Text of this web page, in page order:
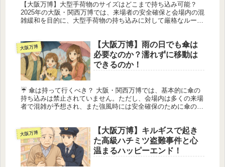
【大阪万博】大型手荷物のサイズはどこまで持ち込み可能？
2025年の大阪・関西万博では、来場者の安全確保と会場内の混
雑緩和を目的に、大型手荷物の持ち込みに対して厳格なルール
大阪万博
【大阪万博】雨の日でも傘は
必要なのか？濡れずに移動は
できるのか！
☔ 傘は持って行くべき？ 大阪・関西万博では、基本的に傘の
持ち込みは禁止されていません。ただし、会場内は多くの来場
者で混雑が予想され、また強風時には安全確保のために傘の使
大阪万博
【大阪万博】キルギスで起き
た高級ハチミツ盗難事件と心
温まるハッピーエンド！